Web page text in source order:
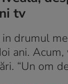
tv
drumul
ani.
“Un om